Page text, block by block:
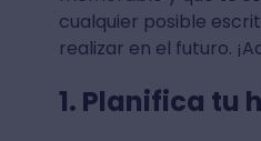
cualquier posible
realizar en el futuro.
1. Planifica tu